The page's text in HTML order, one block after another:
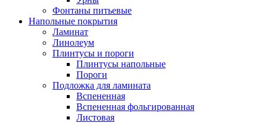
Фонтаны питьевые
Напольные покрытия
Ламинат
Линолеум
Плинтусы и пороги
Плинтусы напольные
Пороги
Подложка для ламината
Вспененная
Вспененная фольгированная
Листовая